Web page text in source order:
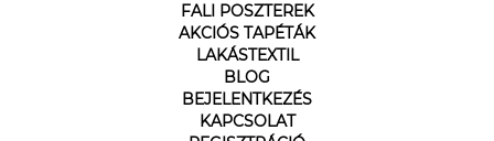
FALI POSZTEREK
AKCIÓS TAPÉTÁK
LAKÁSTEXTIL
BLOG
BEJELENTKEZÉS
KAPCSOLAT